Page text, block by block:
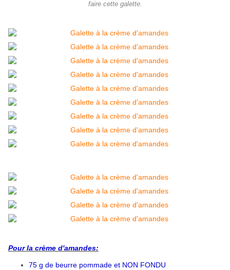
faire cette galette.
Pour la crème d'amandes:
75 g de beurre pommade et NON FONDU